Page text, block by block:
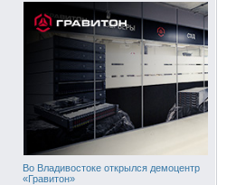
Во Владивостоке открылся демоцентр
«Гравитон»